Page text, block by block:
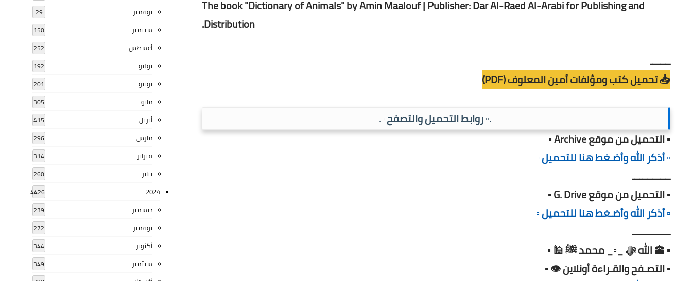
The book "Dictionary of Animals" by Amin Maalouf | Publisher: Dar Al-Raed Al-Arabi for Publishing and
Distribution.
ــــــــ
📥 تحميل كتب ومؤلفات أمين المعلوف (PDF)
.▫️ روابط التحميل والتصفح ▫️.
▪️ التحميل من موقع Archive ▪️
▫️ أذكر الله وأضـغط هنا للتحميل ▫️
ـــــــــــــــ
▪️ التحميل من موقع G. Drive ▪️
▫️ أذكر الله وأضـغط هنا للتحميل ▫️
ـــــــــــــــ
▪️ 🕋 الله ﷻ _▫️_ محمد ﷺ 🕌 ▪️
▪️ التصـفح والقـراءة أونلاين 👁️ ▪️
نوفمبر 29
سبتمبر 150
أغسطس 252
يوليو 192
يونيو 201
مايو 305
أبريل 415
مارس 296
فبراير 314
يناير 260
2024
4426
ديسمبر 239
نوفمبر 272
أكتوبر 344
سبتمبر 349